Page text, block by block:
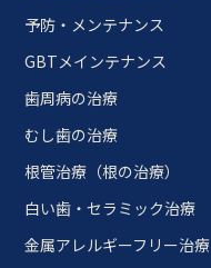
予防・メンテナンス
GBTメインテナンス
歯周病の治療
むし歯の治療
根管治療（根の治療）
白い歯・セラミック治療
金属アレルギーフリー治療